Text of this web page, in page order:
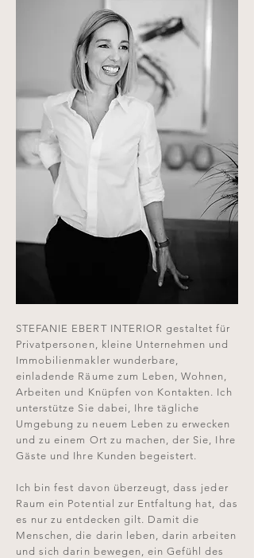
STEFANIE EBERT INTERIOR gestaltet für
Privatpersonen, kleine Unternehmen und
Immobilienmakler wunderbare,
einladende Räume zum Leben, Wohnen,
Arbeiten und Knüpfen von Kontakten. Ich
unterstütze Sie dabei, Ihre tägliche
Umgebung zu neuem Leben zu erwecken
und zu einem Ort zu machen, der Sie, Ihre
Gäste und Ihre Kunden begeistert.
Ich bin fest davon überzeugt, dass jeder
Raum ein Potential zur Entfaltung hat, das
es nur zu entdecken gilt. Damit die
Menschen, die darin leben, darin arbeiten
und sich darin bewegen, ein Gefühl des